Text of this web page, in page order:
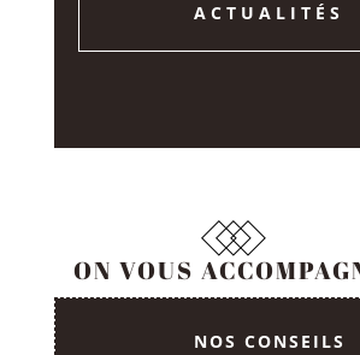
ACTUALITÉS
ON VOUS
NOS CONSEILS